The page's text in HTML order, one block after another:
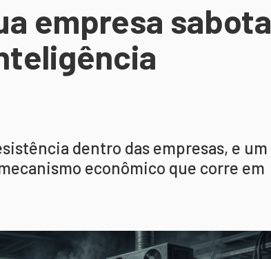
empresa sabota
dentro das empresas, e um
econômico que corre em